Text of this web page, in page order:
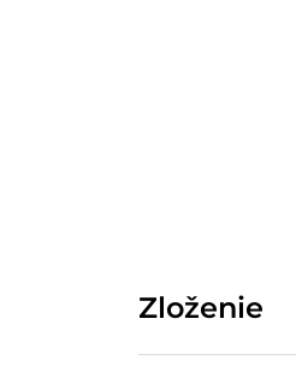
Zloženie